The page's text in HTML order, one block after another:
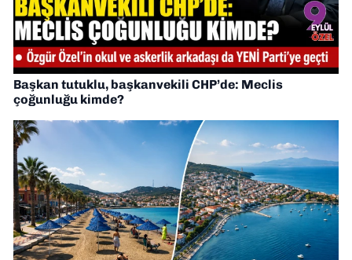
Başkan tutuklu, başkanvekili CHP’de: Meclis
çoğunluğu kimde?